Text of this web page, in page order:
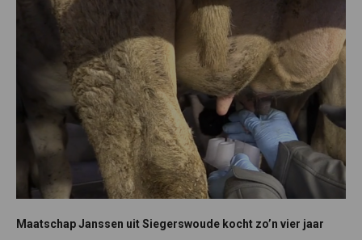
Maatschap Janssen uit Siegerswoude kocht zo’n vier jaar